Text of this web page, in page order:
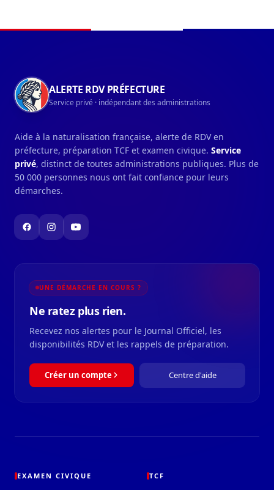
ALERTE RDV PRÉFECTURE
Service privé · indépendant des administrations
Aide à la naturalisation française, alerte de RDV en
préfecture, préparation TCF et examen civique. Service
privé, distinct de toutes administrations publiques. Plus de
50 000 personnes nous ont fait confiance pour leurs
démarches.
UNE DÉMARCHE EN COURS ?
Ne ratez plus rien.
Recevez nos alertes pour le Journal Officiel, les
disponibilités RDV et les rappels de préparation.
Créer un compte Centre d'aide
EXAMEN CIVIQUE TCF